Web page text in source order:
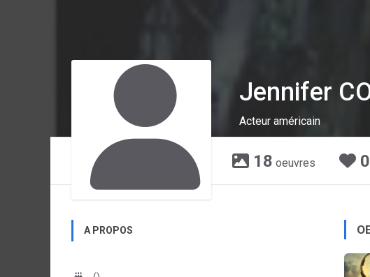
Jennifer
Acteur américain
18 oeuvres 0
A PROPOS